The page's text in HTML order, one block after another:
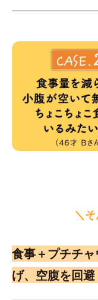
＼
食事＋プチチ
げ、空腹を回避